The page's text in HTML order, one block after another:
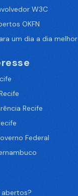
W3C
OKFN
um dia a dia melhor
Recife
Federal